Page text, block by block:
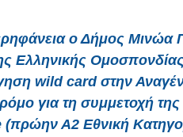
ο Δήμος Μινώα
Ελληνικής
wild card στην
για τη συμμετοχή
Α2 Εθνική